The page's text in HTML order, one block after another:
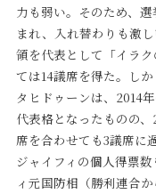
力も弱い。そのため、
まれ、入れ替わりも激
領を代表として「イラ
ては14議席を得た。し
タヒドゥーンは、2014
代表格となったものの
席を合わせても3議席に
ジャイフィの個人得票
ィ元国防相（勝利連合